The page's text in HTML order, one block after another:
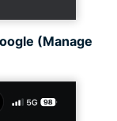
(Manage